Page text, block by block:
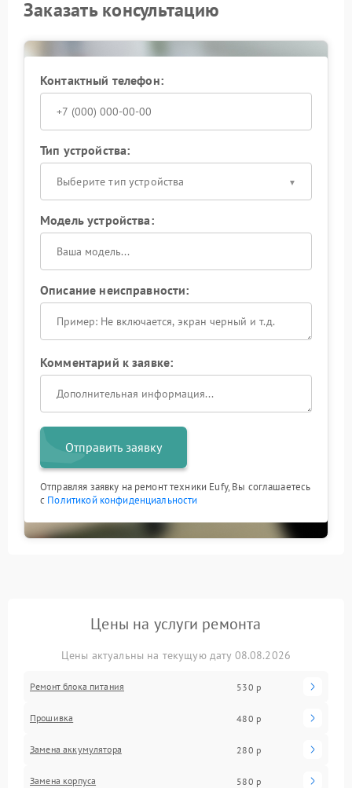
Заказать консультацию
Контактный телефон:
Тип устройства:
Выберите тип устройства
Модель устройства:
Описание неисправности:
Комментарий к заявке:
Отправить заявку
Отправляя заявку на ремонт техники Eufy, Вы соглашаетесь
с Политикой конфиденциальности
Цены на услуги ремонта
Цены актуальны на текущую дату 08.08.2026
Ремонт блока питания 530 р
Прошивка 480 р
Замена аккумулятора 280 р
Замена корпуса 580 р